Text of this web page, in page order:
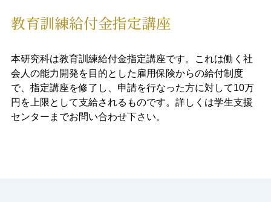
教育訓練給付金指定講座​​
本研究科は教育訓練給付金指定講座です。これは働く社
会人の能力開発を目的とした雇用保険からの給付制度
で、指定講座を修了し、申請を行なった方に対して10万
円を上限として支給されるものです。詳しくは学生支援
センターまでお問い合わせ下さい。​​​​​